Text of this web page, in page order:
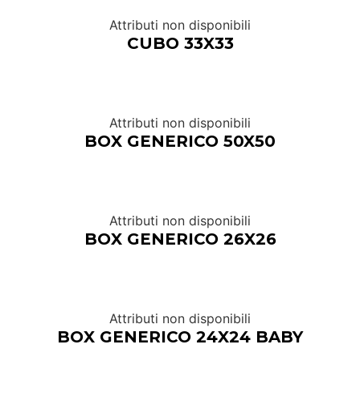
Attributi non disponibili
CUBO 33X33
Attributi non disponibili
BOX GENERICO 50X50
Attributi non disponibili
BOX GENERICO 26X26
Attributi non disponibili
BOX GENERICO 24X24 BABY